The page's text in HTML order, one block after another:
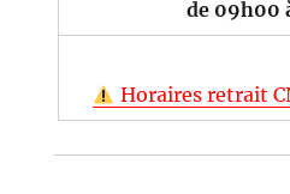
de 09h00
Horaires retrait